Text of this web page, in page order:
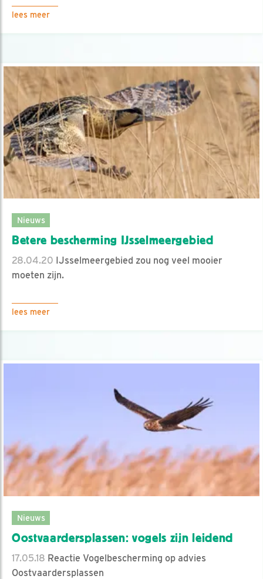
lees meer
Nieuws
Betere bescherming IJsselmeergebied
28.04.20 IJsselmeergebied zou nog veel mooier
moeten zijn.
lees meer
Nieuws
Oostvaardersplassen: vogels zijn leidend
17.05.18 Reactie Vogelbescherming op advies
Oostvaardersplassen